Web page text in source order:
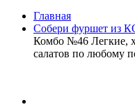
Главная
Собери фуршет из
Комбо №46 Легкие,
салатов по любому